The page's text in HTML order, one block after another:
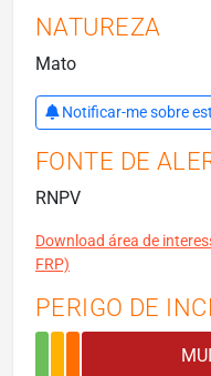
NATUREZA
Mato
Notificar-me sobre
FONTE DE
RNPV
Download área de
FRP)
PERIGO DE